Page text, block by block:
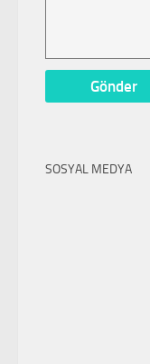
SOSYAL MEDYA